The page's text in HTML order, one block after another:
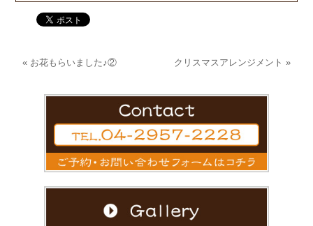
« お花もらいました♪② クリスマスアレンジメント »